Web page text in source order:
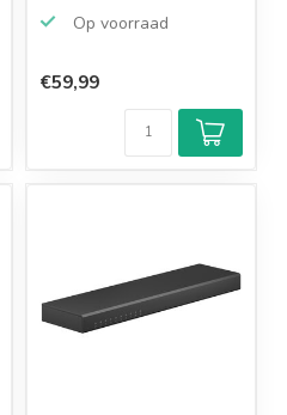
Op voorraad
€59,99